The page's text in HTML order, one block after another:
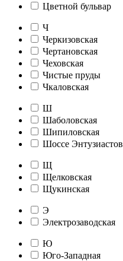
Цветной бульвар
Ч
Черкизовская
Чертановская
Чеховская
Чистые пруды
Чкаловская
Ш
Шаболовская
Шипиловская
Шоссе Энтузиастов
Щ
Щелковская
Щукинская
Э
Электрозаводская
Ю
Юго-Западная